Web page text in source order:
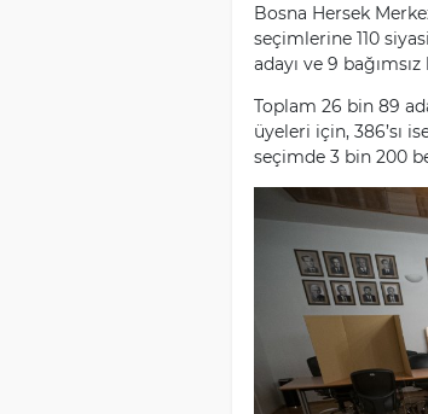
Bosna Hersek
seçimlerine 110
adayı ve 9
Toplam 26 bin 89
üyeleri için, 386’sı
seçimde 3 bin 200